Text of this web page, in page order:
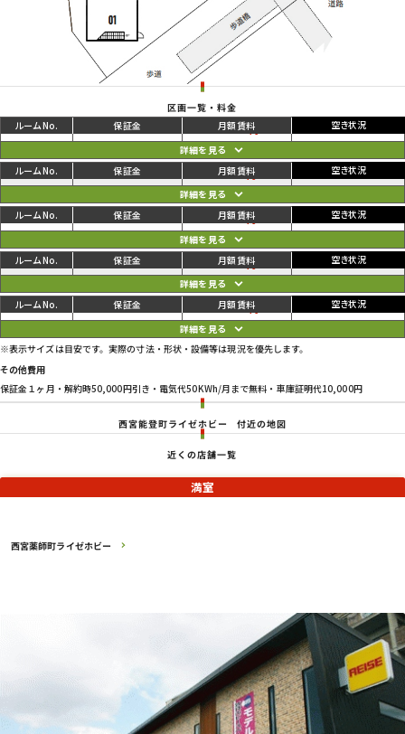
区画一覧・料金
01 102,300円 102,300円 ご利用中
02 96,800円 96,800円 ご利用中
03 96,800円 96,800円 ご利用中
04 96,800円 96,800円 ご利用中
05 113,300円 113,300円 ご利用中
※表示サイズは目安です。実際の寸法・形状・設備等は現況を優先します。
その他費用
保証金１ヶ月・解約時50,000円引き・電気代50KWh/月まで無料・車庫証明代10,000円
西宮能登町ライゼホビー 付近の地図
近くの店舗一覧
西宮薬師町ライゼホビー
満室